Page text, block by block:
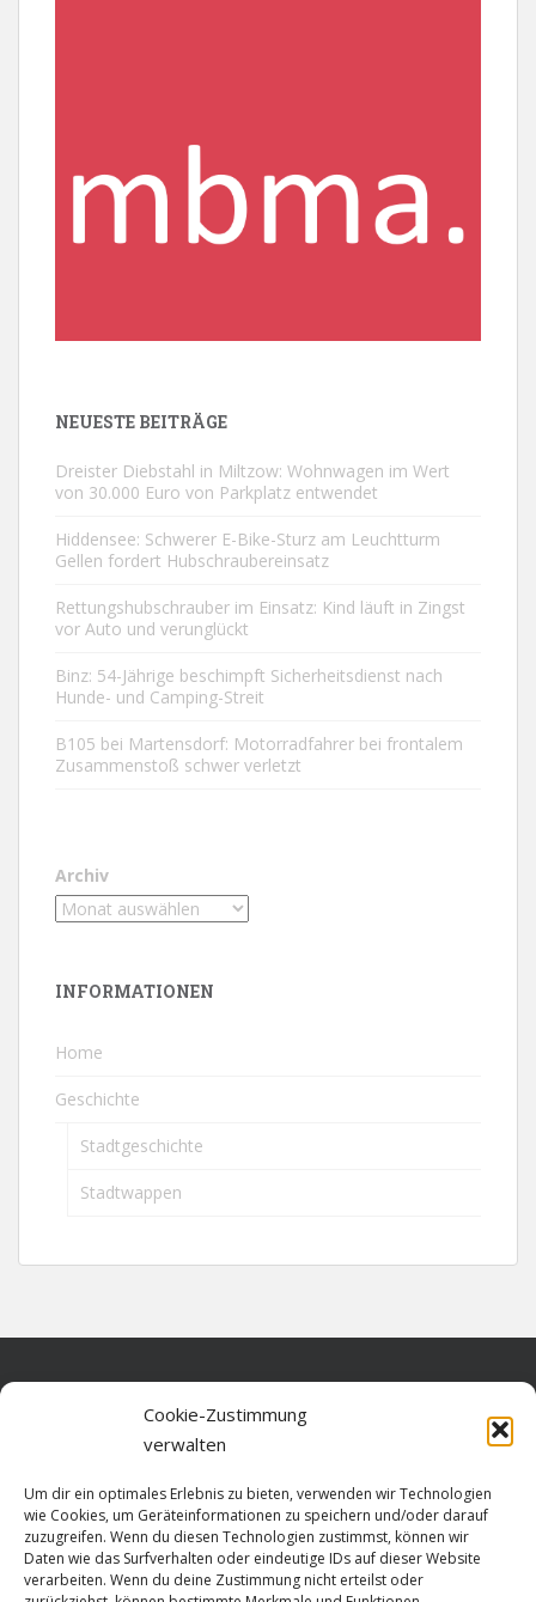
Cookie-Zustimmung
verwalten
Um dir ein optimales Erlebnis zu bieten, verwenden wir Technologien
wie Cookies, um Geräteinformationen zu speichern und/oder darauf
zuzugreifen. Wenn du diesen Technologien zustimmst, können wir
Daten wie das Surfverhalten oder eindeutige IDs auf dieser Website
verarbeiten. Wenn du deine Zustimmung nicht erteilst oder
NEUESTE BEITRÄGE
Dreister Diebstahl in Miltzow: Wohnwagen im Wert
von 30.000 Euro von Parkplatz entwendet
Hiddensee: Schwerer E-Bike-Sturz am Leuchtturm
Gellen fordert Hubschraubereinsatz
Rettungshubschrauber im Einsatz: Kind läuft in Zingst
vor Auto und verunglückt
Binz: 54-Jährige beschimpft Sicherheitsdienst nach
Hunde- und Camping-Streit
B105 bei Martensdorf: Motorradfahrer bei frontalem
Zusammenstoß schwer verletzt
Archiv
INFORMATIONEN
Home
Geschichte
Stadtgeschichte
Stadtwappen
Datenschutz
Cookie-Richtlinie (EU)
Impressum